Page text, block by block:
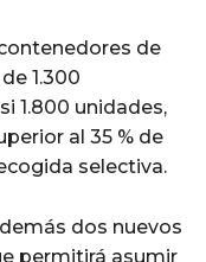
de
1.300
1.800 unidades,
al 35 % de
selectiva.
dos nuevos
permitirá asumir